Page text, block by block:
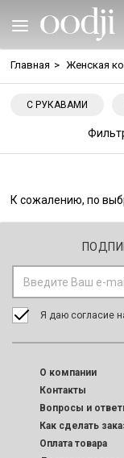
Главная > Женская
С РУКАВАМИ
К сожалению, по
Я даю согласие
O компании
Контакты
Вопросы и
Как сделать
Оплата товара